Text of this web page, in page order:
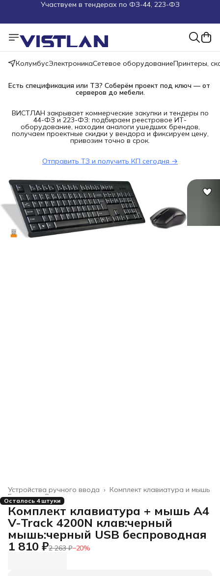
Пуско-наладочные работы
Пришлите запрос на e-mail или в чат
Более 100 000 позиций в наличии и под заказ
КолумбусЭлектроникаСетевое оборудованиеПринтеры,
Есть спецификация или ТЗ? Соберём проект под ключ — от
серверов до мебели.
ВИСТЛАН закрывает коммерческие закупки и тендеры по
44-ФЗ и 223-ФЗ: подбираем реестровое ИТ-
оборудование, находим аналоги ушедших брендов,
получаем проектные скидки у вендора и фиксируем цену,
привозим точно в срок.
Отправить ТЗ и получить КП сегодня →
Комплект клавиатура и мышь
Устройства ручного ввода ›
Электроника
Главная ›
Осталось 4 штуки
Комплект клавиатура + мышь A4
V-Track 4200N клав:черный
мышь:черный USB беспроводная
1 810 ₽2 263 ₽−20%